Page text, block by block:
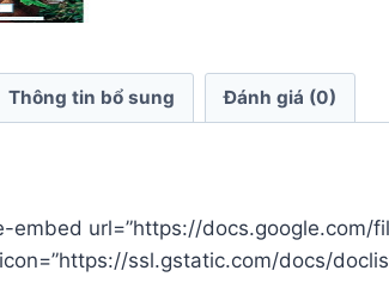
Thông tin bổ sung Đánh giá (0)
embed url=”https://docs.google.com/
ssl.gstatic.com/docs/